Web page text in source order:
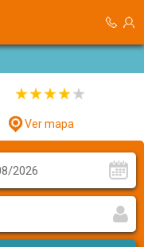
Ver mapa